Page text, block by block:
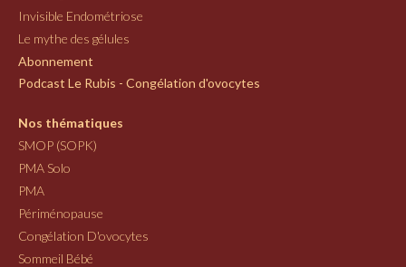
Invisible Endométriose
Le mythe des gélules
Abonnement
Podcast Le Rubis - Congélation d'ovocytes
Nos thématiques
SMOP (SOPK)
PMA Solo
PMA
Périménopause
Congélation D'ovocytes
Sommeil Bébé